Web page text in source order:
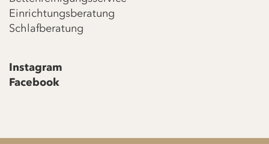
Einrichtungsberatung
Schlafberatung
Instagram
Facebook